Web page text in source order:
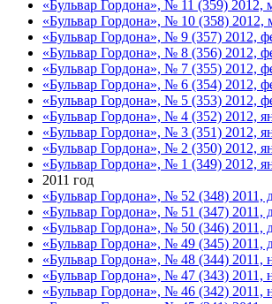
«Бульвар Гордона», № 11 (359) 2012,
«Бульвар Гордона», № 10 (358) 2012,
«Бульвар Гордона», № 9 (357) 2012,
«Бульвар Гордона», № 8 (356) 2012,
«Бульвар Гордона», № 7 (355) 2012,
«Бульвар Гордона», № 6 (354) 2012,
«Бульвар Гордона», № 5 (353) 2012,
«Бульвар Гордона», № 4 (352) 2012,
«Бульвар Гордона», № 3 (351) 2012,
«Бульвар Гордона», № 2 (350) 2012,
«Бульвар Гордона», № 1 (349) 2012,
2011 год
«Бульвар Гордона», № 52 (348) 2011,
«Бульвар Гордона», № 51 (347) 2011,
«Бульвар Гордона», № 50 (346) 2011,
«Бульвар Гордона», № 49 (345) 2011,
«Бульвар Гордона», № 48 (344) 2011,
«Бульвар Гордона», № 47 (343) 2011,
«Бульвар Гордона», № 46 (342) 2011,